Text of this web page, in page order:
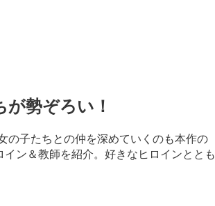
勢ぞろい！
の子たちとの仲を深めていくのも本作の
ン＆教師を紹介。好きなヒロインととも